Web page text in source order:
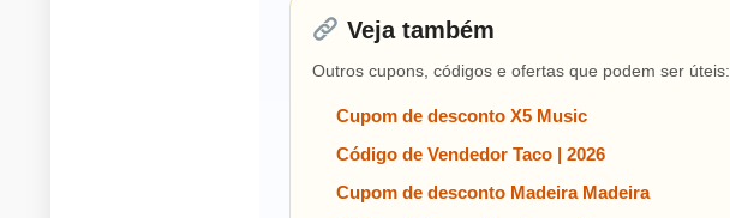
Veja também
Outros cupons, códigos e ofertas que podem ser úteis:
Cupom de desconto X5 Music
Código de Vendedor Taco | 2026
Cupom de desconto Madeira Madeira